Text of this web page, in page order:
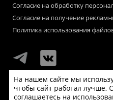
Согласие на обработку
Согласие на получение
Политика использования
Мы используем файлы «cookie»
На нашем сайте мы
чтобы сайт работал лучше.
соглашаетесь на